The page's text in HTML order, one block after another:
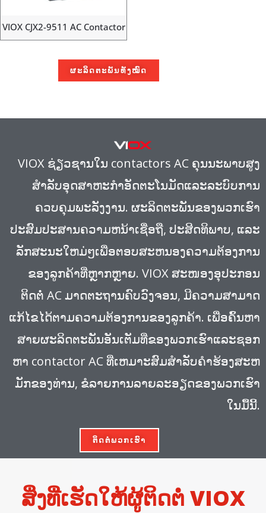
VIOX CJX2-9511 AC Contactor
ຜະລິດຕະພັນທັງໝົດ
VIOX ຊ່ຽວຊານໃນ contactors AC ຄຸນນະພາບສູງ
ສໍາລັບອຸດສາຫະກໍາອັດຕະໂນມັດແລະລະບົບການ
ຄວບຄຸມພະລັງງານ. ຜະລິດຕະພັນຂອງພວກເຮົາ
ປະສົມປະສານຄວາມຫນ້າເຊື່ອຖື, ປະສິດທິພາບ, ແລະ
ລັກສະນະໃຫມ່ໆເພື່ອຕອບສະຫນອງຄວາມຕ້ອງການ
ຂອງລູກຄ້າທີ່ຫຼາກຫຼາຍ. VIOX ສະໜອງອຸປະກອນ
ຕິດຕໍ່ AC ມາດຕະຖານຄົບວົງຈອນ, ມີຄວາມສາມາດ
ແກ້ໄຂໄດ້ຕາມຄວາມຕ້ອງການຂອງລູກຄ້າ. ເພື່ອຄົ້ນຫາ
ສາຍຜະລິດຕະພັນອັນເຕັມທີ່ຂອງພວກເຮົາແລະຊອກ
ຫາ contactor AC ທີ່ເຫມາະສົມສໍາລັບຄໍາຮ້ອງສະຫ
ມັກຂອງທ່ານ, ຂໍລາຍການລາຍລະອຽດຂອງພວກເຮົາ
ໃນມື້ນີ້.
ຕິດຕໍ່ພວກເຮົາ
ສິ່ງທີ່ເຮັດໃຫ້ຜູ້ຕິດຕໍ່ VIOX